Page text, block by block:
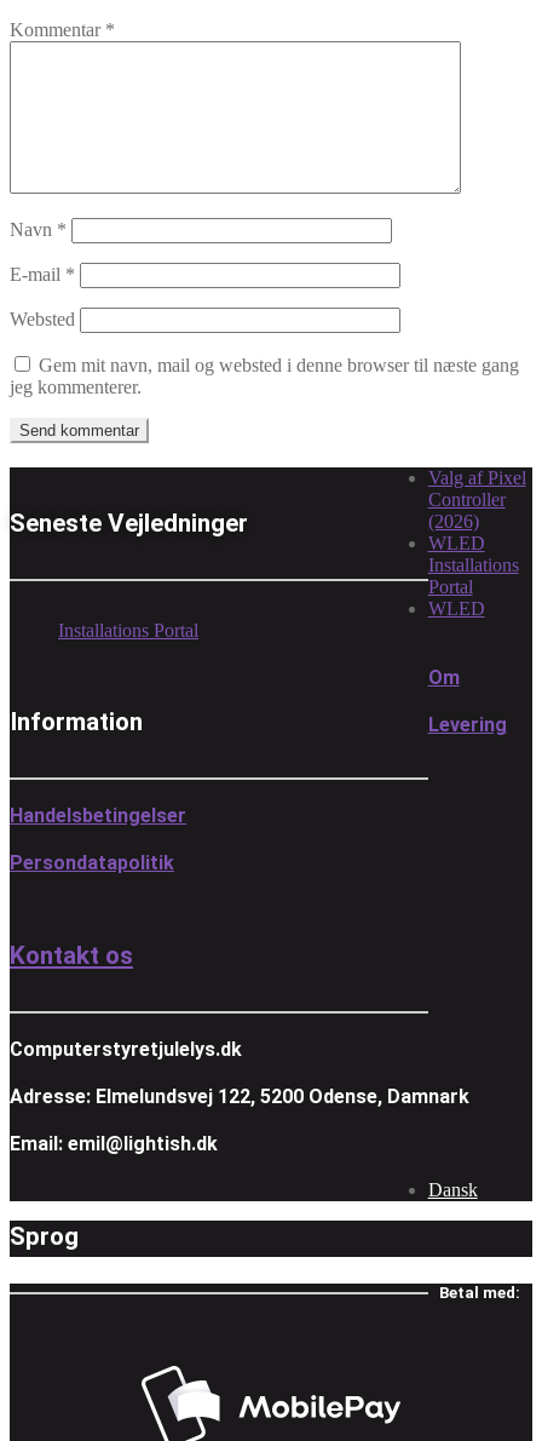
Kommentar *
Navn *
E-mail *
Websted
Gem mit navn, mail og websted i denne browser til næste gang
jeg kommenterer.
Seneste Vejledninger
Valg af Pixel
Controller
(2026)
WLED
Installations
Portal
WLED
Installations Portal
Information
Om
Levering
Handelsbetingelser
Persondatapolitik
Kontakt os
Computerstyretjulelys.dk
Adresse: Elmelundsvej 122, 5200 Odense, Damnark
Email: emil@lightish.dk
Sprog
Dansk
Betal med: